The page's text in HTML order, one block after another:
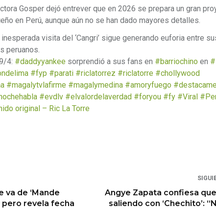
Gosper dejó entrever que en 2026 se prepara un gran
en Perú, aunque aún no se han dado mayores detalles.
visita del ‘Cangri’ sigue generando euforia entre
peruanos.
4: #daddyyankee sorprendió a sus fans en #barriochino en
#fyp #parati #riclatorrez #riclatorre #chollywood
#magalytvlafirme #magalymedina #amoryfuego
#evdlv #elvalordelaverdad #foryou #fy #Viral
original – Ric La Torre
va de ‘Mande
pero revela fecha
Angye Zapata confiesa
saliendo con ‘Chechito’: